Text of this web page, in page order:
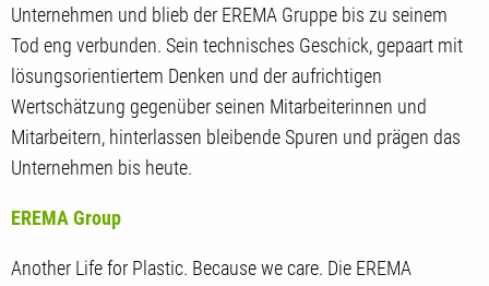
Unternehmen und blieb der EREMA Gruppe bis zu seinem
Tod eng verbunden. Sein technisches Geschick, gepaart mit
lösungsorientiertem Denken und der aufrichtigen
Wertschätzung gegenüber seinen Mitarbeiterinnen und
Mitarbeitern, hinterlassen bleibende Spuren und prägen das
Unternehmen bis heute.
EREMA Group
Another Life for Plastic. Because we care. Die EREMA